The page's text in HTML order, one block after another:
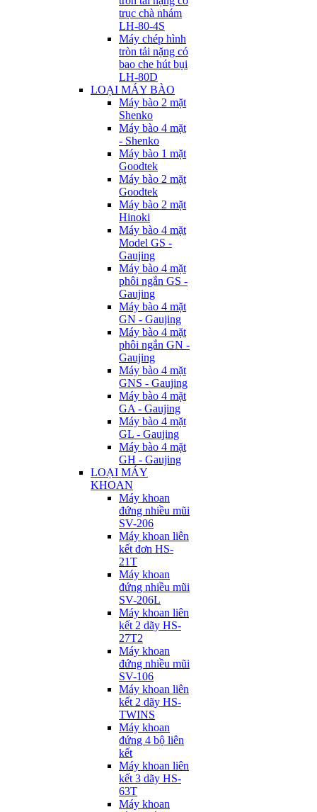
trục chà nhám
LH-80-4S
Máy chép hình
tròn tải nặng có
bao che hút bụi
LH-80D
LOẠI MÁY BÀO
Máy bào 2 mặt
Shenko
Máy bào 4 mặt
- Shenko
Máy bào 1 mặt
Goodtek
Máy bào 2 mặt
Goodtek
Máy bào 2 mặt
Hinoki
Máy bào 4 mặt
Model GS -
Gaujing
Máy bào 4 mặt
phôi ngắn GS -
Gaujing
Máy bào 4 mặt
GN - Gaujing
Máy bào 4 mặt
phôi ngắn GN -
Gaujing
Máy bào 4 mặt
GNS - Gaujing
Máy bào 4 mặt
GA - Gaujing
Máy bào 4 mặt
GL - Gaujing
Máy bào 4 mặt
GH - Gaujing
LOẠI MÁY
KHOAN
Máy khoan
đứng nhiều mũi
SV-206
Máy khoan liên
kết đơn HS-
21T
Máy khoan
đứng nhiều mũi
SV-206L
Máy khoan liên
kết 2 dãy HS-
27T2
Máy khoan
đứng nhiều mũi
SV-106
Máy khoan liên
kết 2 dãy HS-
TWINS
Máy khoan
đứng 4 bộ liên
kết
Máy khoan liên
kết 3 dãy HS-
63T
Máy khoan